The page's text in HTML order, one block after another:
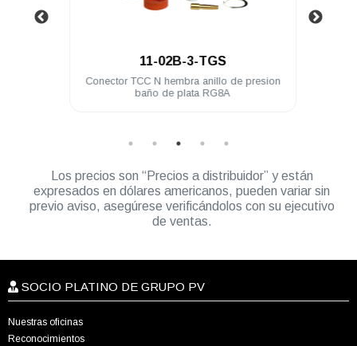
11-02B-3-TGS
Conector TCC N hembra anillo de presion
baño de plata RG8A
Los precios son “Precios a distribuidor” y están
expresados en dólares americanos, pueden variar sin
previo aviso, asegúrese verificándolos con su ejecutivo
de ventas.
SOCIO PLATINO DE GRUPO PV
Nuestras oficinas
Reconocimientos